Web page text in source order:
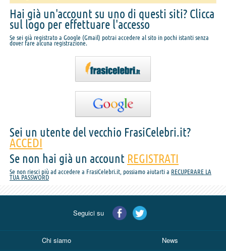
Hai già un'account su uno di questi siti? Clicca
sul logo per effettuare l'accesso
Se sei già registrato a Google (Gmail) potrai accedere al sito in pochi istanti senza
dover fare alcuna registrazione.
Sei un utente del vecchio FrasiCelebri.it?
ACCEDI
Se non hai già un account REGISTRATI
Se non riesci più ad accedere a FrasiCelebri.it, possiamo aiutarti a RECUPERARE LA
TUA PASSWORD
Seguici su
Chi siamo News